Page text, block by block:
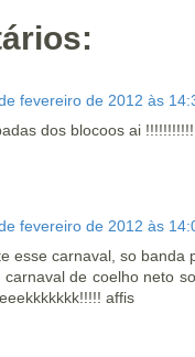
fevereiro de 2012 às
dos blocoos ai
fevereiro de 2012 às
esse carnaval, so banda
de coelho neto
affis